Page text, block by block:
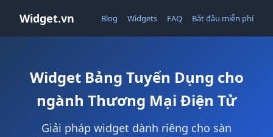
Widget.vn Blog Widgets FAQ Bắt đầu miễn phí
Widget Bảng Tuyển Dụng cho
ngành Thương Mại Điện Tử
Giải pháp widget dành riêng cho sàn